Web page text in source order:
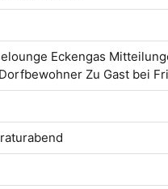
Eckengas
Zu Gast bei Fri